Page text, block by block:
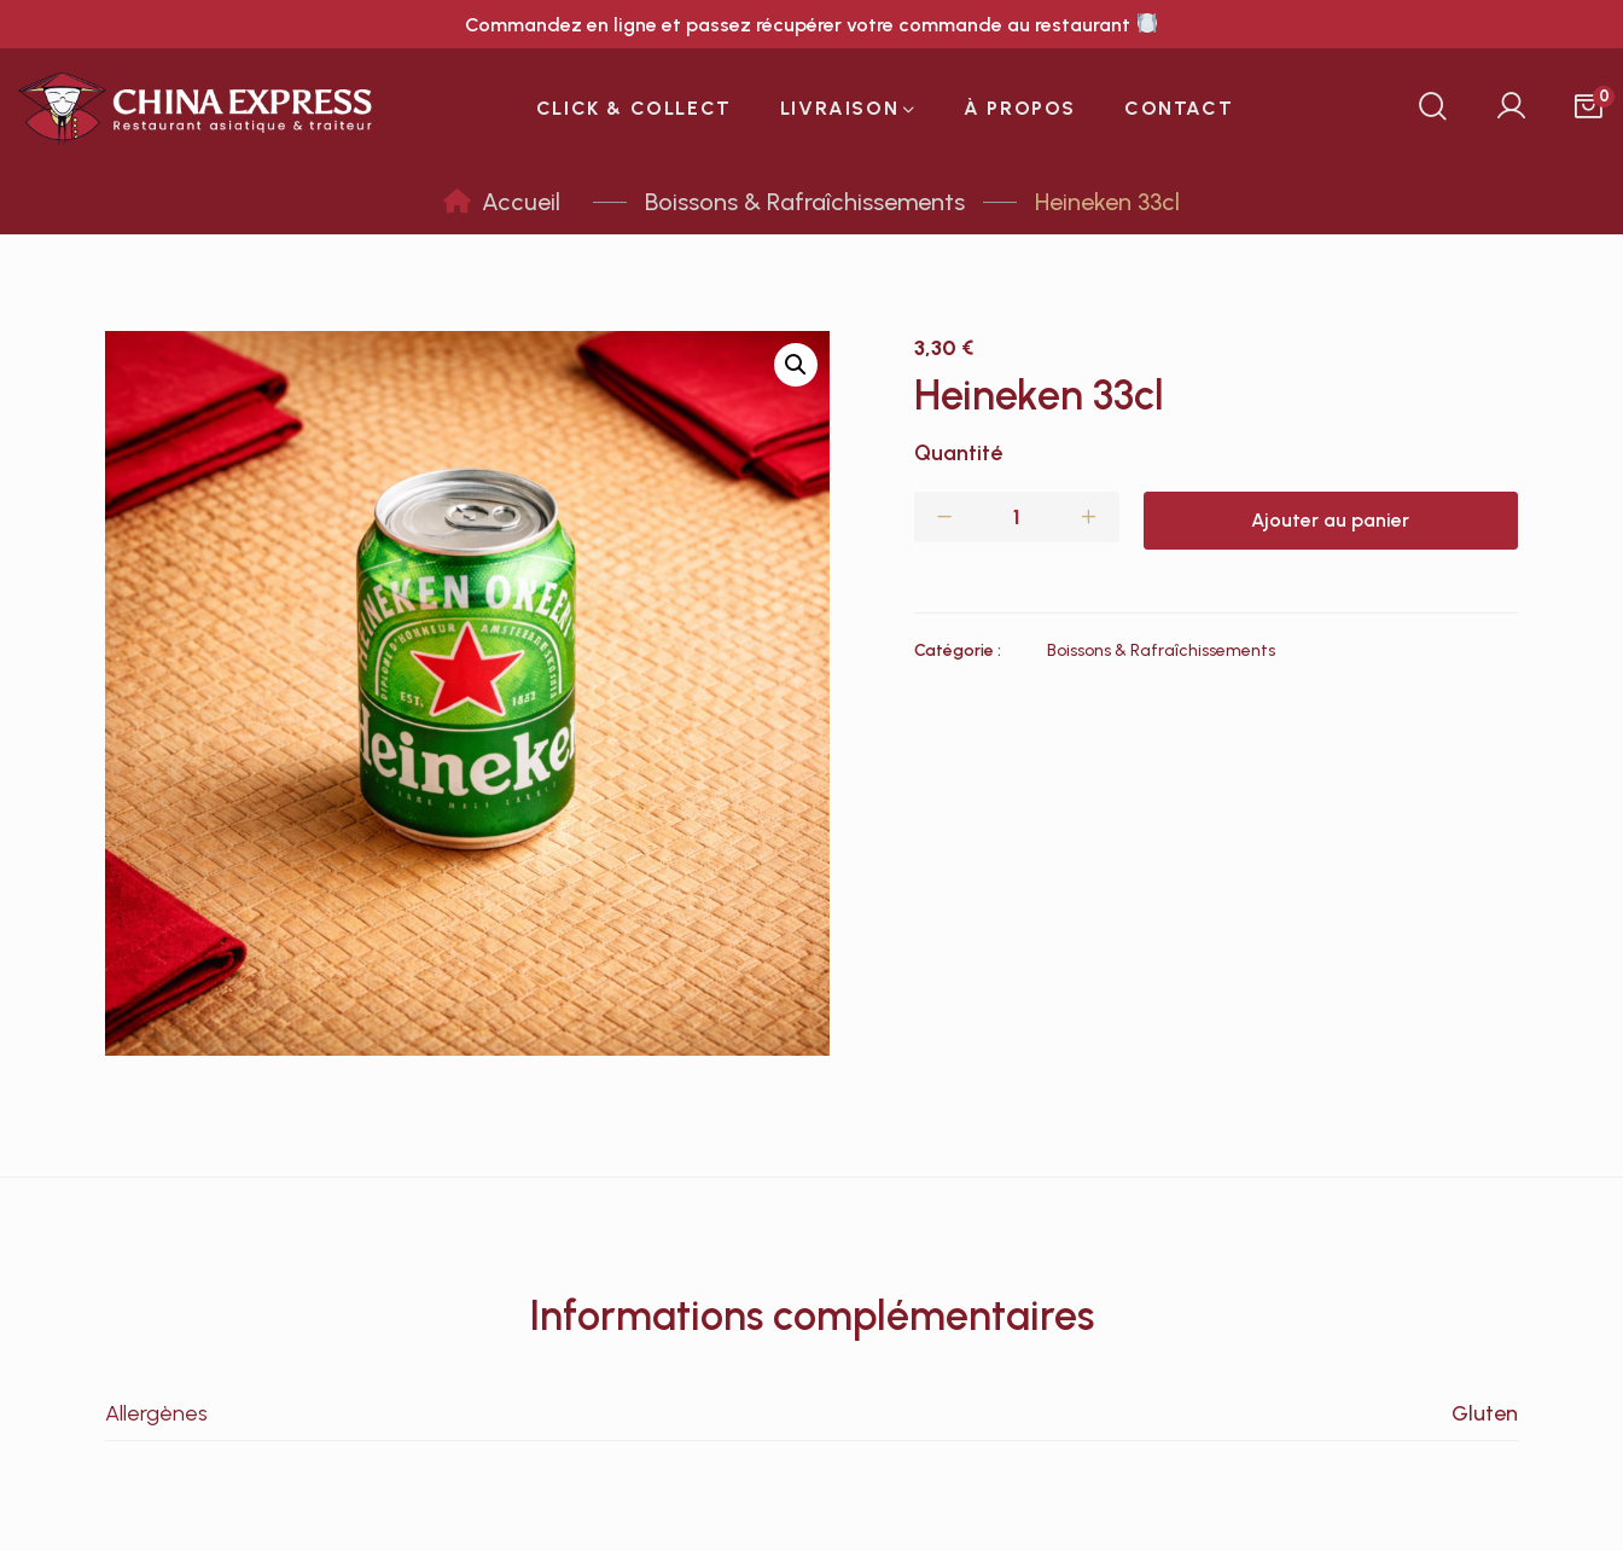
Commandez en ligne et passez récupérer votre commande au restaurant
CLICK & COLLECT LIVRAISON À PROPOS CONTACT
0
Boissons & Rafraîchissements Heineken 33cl
3,30 €
Heineken 33cl
Quantité
Ajouter au panier
Catégorie : Boissons & Rafraîchissements
Informations complémentaires
Allergènes Gluten